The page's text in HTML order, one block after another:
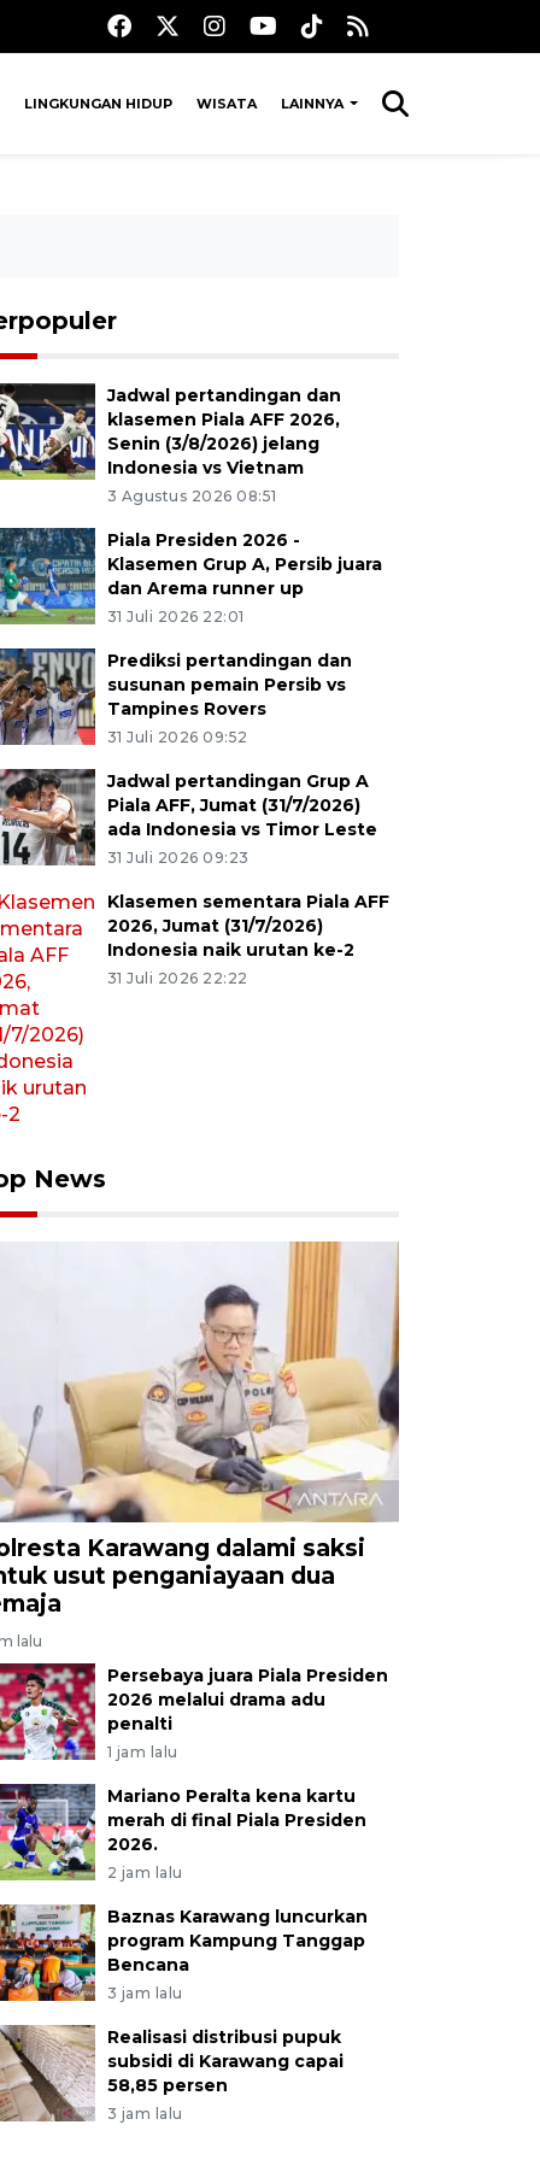
LINGKUNGAN HIDUP WISATA LAINNYA
Jadwal pertandingan dan
klasemen Piala AFF 2026,
Senin (3/8/2026) jelang
Indonesia vs Vietnam
3 Agustus 2026 08:51
Piala Presiden 2026 -
Klasemen Grup A, Persib juara
dan Arema runner up
31 Juli 2026 22:01
Prediksi pertandingan dan
susunan pemain Persib vs
Tampines Rovers
31 Juli 2026 09:52
Jadwal pertandingan Grup A
Piala AFF, Jumat (31/7/2026)
ada Indonesia vs Timor Leste
31 Juli 2026 09:23
Klasemen sementara Piala AFF
2026, Jumat (31/7/2026)
Indonesia naik urutan ke-2
31 Juli 2026 22:22
News
Karawang dalami saksi
usut penganiayaan dua
lalu
Persebaya juara Piala Presiden
2026 melalui drama adu
penalti
1 jam lalu
Mariano Peralta kena kartu
merah di final Piala Presiden
2026.
2 jam lalu
Baznas Karawang luncurkan
program Kampung Tanggap
Bencana
3 jam lalu
Realisasi distribusi pupuk
subsidi di Karawang capai
58,85 persen
3 jam lalu